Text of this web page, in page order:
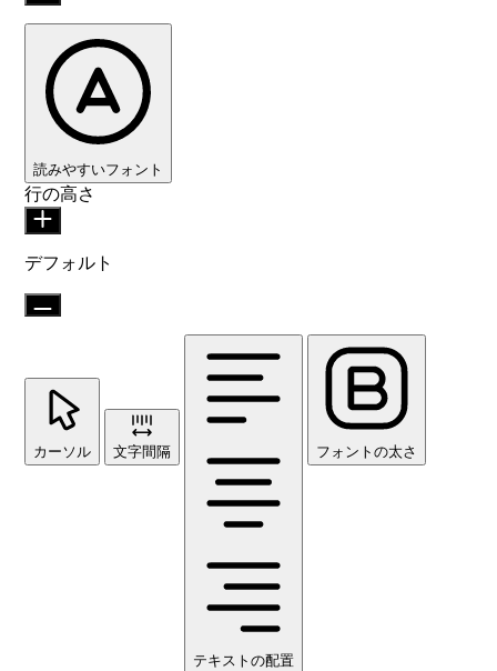
読みやすいフォント
行の高さ
デフォルト
カーソル 文字間隔
テキストの配置
フォントの太さ